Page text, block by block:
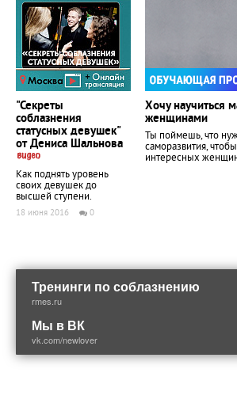
"Секреты
соблазнения
статусных девушек"
от Дениса Шальнова
Как поднять уровень
своих девушек до
высшей ступени.
18 июня 2016 0
Хочу научиться
женщинами
Ты поймешь, что
саморазвития,
интересных
Тренинги по соблазнению
rmes.ru
Мы в ВК
vk.com/newlover